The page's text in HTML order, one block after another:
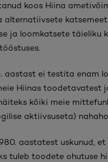
koos Hiina
alternatiivsete
ja loomkatsete täieliku
aastast ei testita enam
Hiinas toodetavatest
kõiki meie
aktiivsuseta)
aastatest uskunud,
tuleb toodete ohutuse